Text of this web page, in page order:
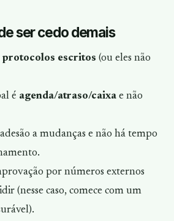
ser cedo demais
protocolos escritos (ou eles não
é agenda/atraso/caixae não
a mudanças e não há tempo
por números externos
(nesse caso, comece com um